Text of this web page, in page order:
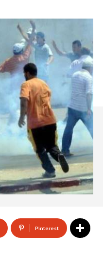
Pinterest